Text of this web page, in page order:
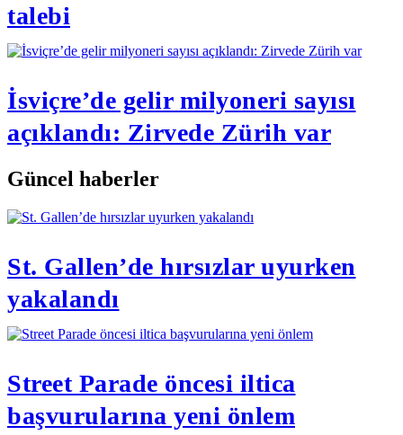
talebi
İsviçre’de gelir milyoneri sayısı
açıklandı: Zirvede Zürih var
Güncel haberler
St. Gallen’de hırsızlar uyurken
yakalandı
Street Parade öncesi iltica
başvurularına yeni önlem